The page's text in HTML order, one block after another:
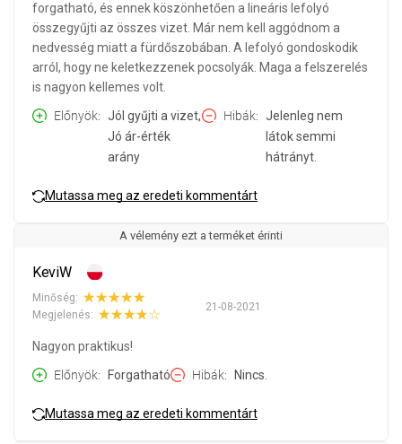
forgatható, és ennek köszönhetően a lineáris lefolyó
összegyűjti az összes vizet. Már nem kell aggódnom a
nedvesség miatt a fürdőszobában. A lefolyó gondoskodik
arról, hogy ne keletkezzenek pocsolyák. Maga a felszerelés
is nagyon kellemes volt.
Előnyök
Jól gyűjti a vizet,
Jó ár-érték
arány
Hibák
Jelenleg nem
látok semmi
hátrányt.
Mutassa meg az eredeti kommentárt
A vélemény ezt a terméket érinti
KeviW
21-08-2021
Minőség:
Megjelenés:
Nagyon praktikus!
Előnyök
Forgatható Hibák Nincs.
Mutassa meg az eredeti kommentárt